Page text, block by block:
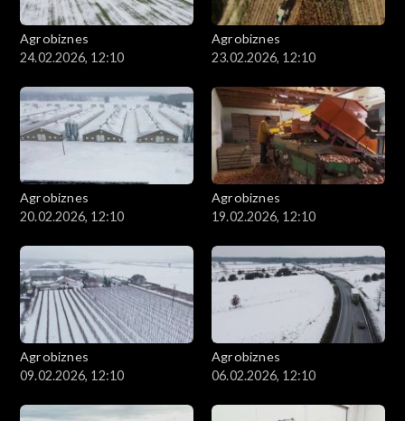
Agrobiznes
24.02.2026, 12:10
Agrobiznes
23.02.2026, 12:10
Agrobiznes
20.02.2026, 12:10
Agrobiznes
19.02.2026, 12:10
Agrobiznes
09.02.2026, 12:10
Agrobiznes
06.02.2026, 12:10